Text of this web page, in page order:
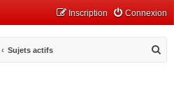
Connexion
Inscription
Sujets actifs